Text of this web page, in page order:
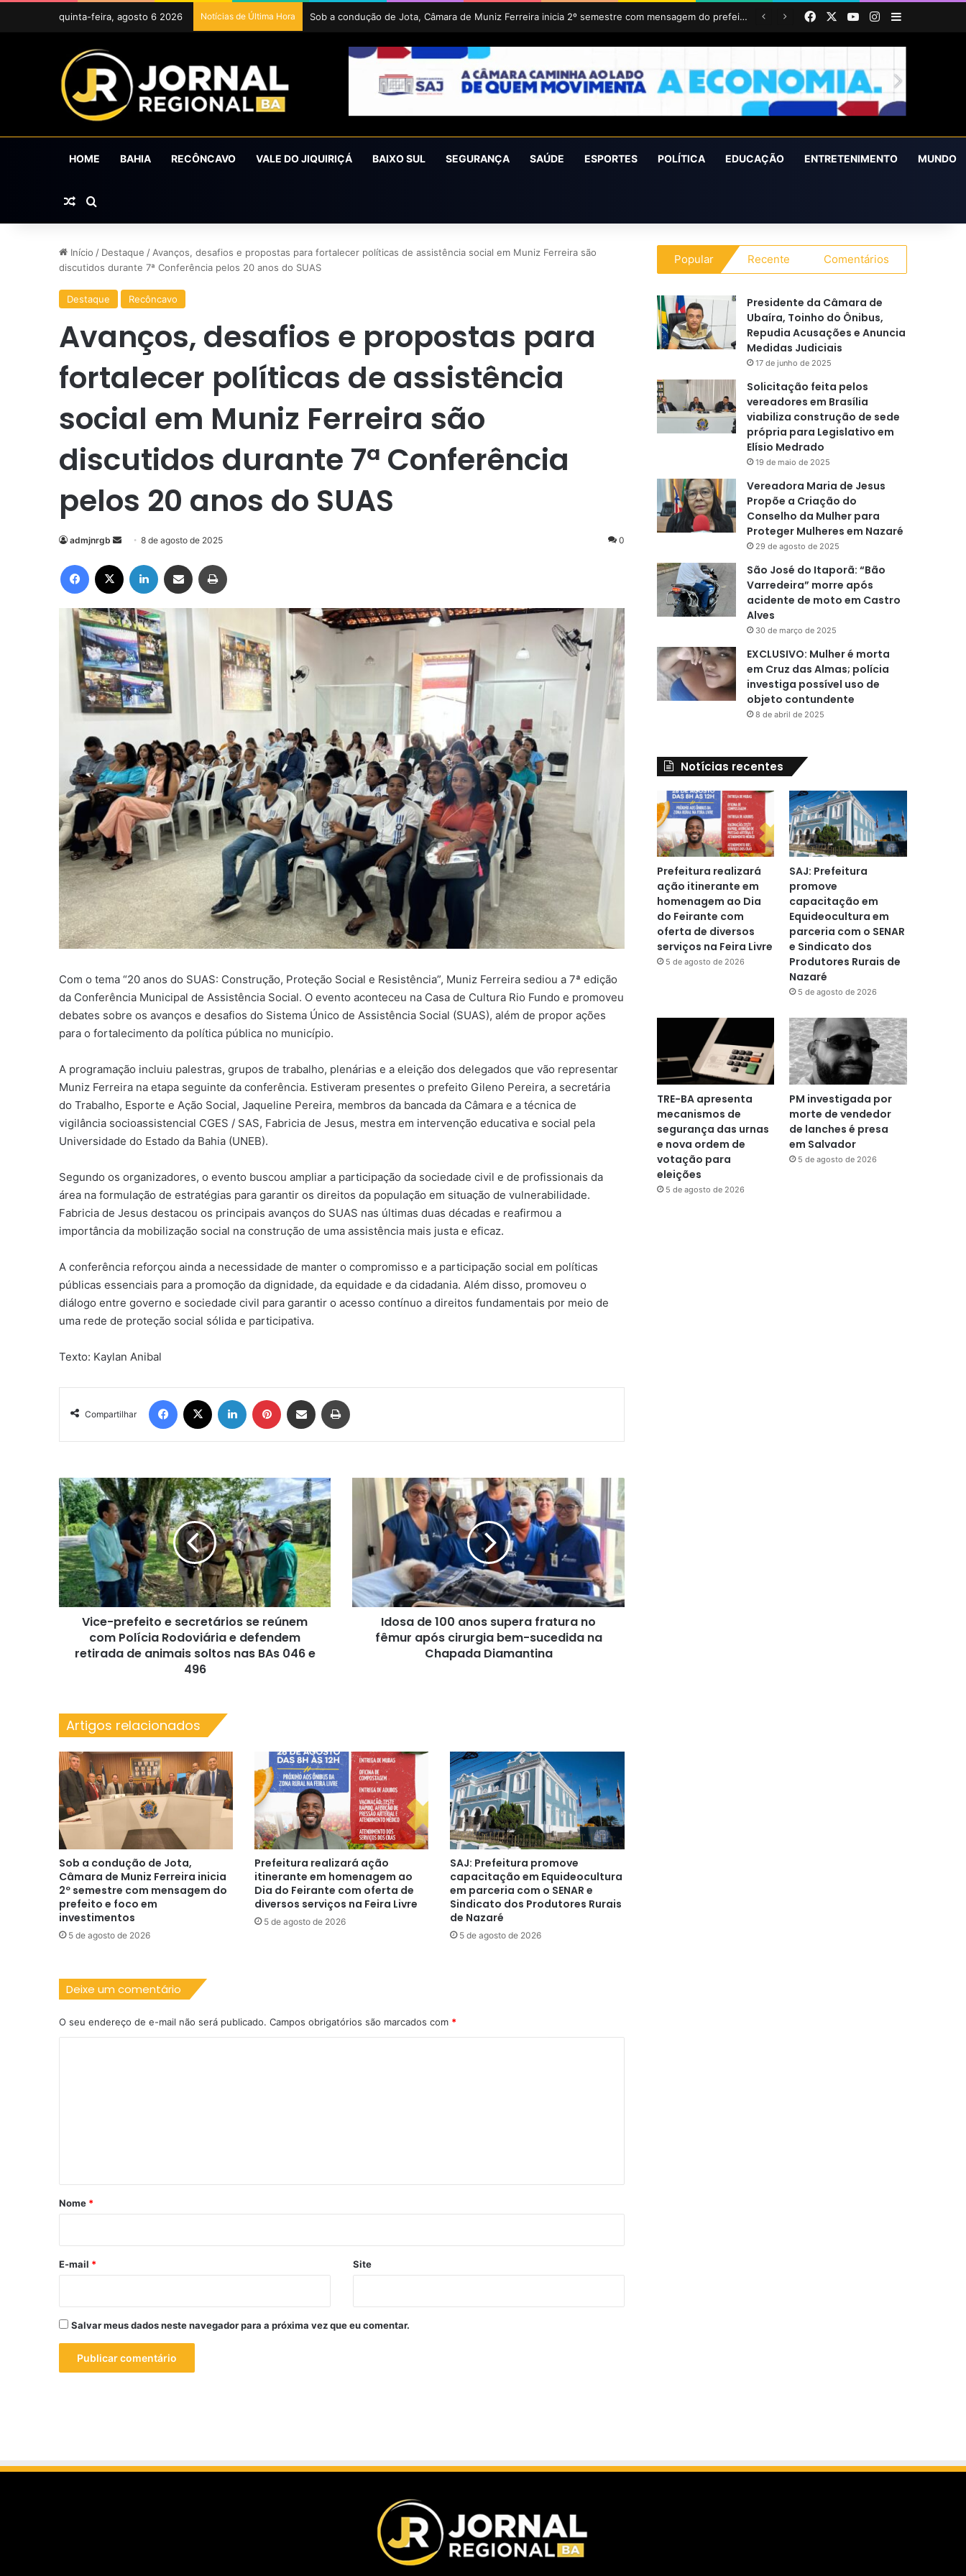
quinta-feira, agosto 6 2026 Notícias de Última Hora Prefeitura realizará ação itinerante em homenagem ao Dia do Feirante com oferta de diversos serviços na Feira Livre FacebookYouTubeInstagram
Barra
HOME BAHIA RECÔNCAVO VALE DO JIQUIRIÇÁ BAIXO SUL SEGURANÇA SAÚDE ESPORTES POLÍTICA EDUCAÇÃO ENTRETENIMENTO MUNDO
Artigo aleatório
Procurar por
Início / Destaque / Avanços, desafios e propostas para fortalecer políticas de assistência social em Muniz Ferreira são
discutidos durante 7ª Conferência pelos 20 anos do SUAS
Destaque Recôncavo
Avanços, desafios e propostas para
fortalecer políticas de assistência
social em Muniz Ferreira são
discutidos durante 7ª Conferência
pelos 20 anos do SUAS
admjnrgb
Mande
e-
mail
8 de agosto de 2025 0
Facebook Linkedin Compartilhar via e-mail
Com o tema “20 anos do SUAS: Construção, Proteção Social e Resistência”, Muniz Ferreira sediou a 7ª edição
da Conferência Municipal de Assistência Social. O evento aconteceu na Casa de Cultura Rio Fundo e promoveu
debates sobre os avanços e desafios do Sistema Único de Assistência Social (SUAS), além de propor ações
para o fortalecimento da política pública no município.
A programação incluiu palestras, grupos de trabalho, plenárias e a eleição dos delegados que vão representar
Muniz Ferreira na etapa seguinte da conferência. Estiveram presentes o prefeito Gileno Pereira, a secretária
do Trabalho, Esporte e Ação Social, Jaqueline Pereira, membros da bancada da Câmara e a técnica de
vigilância socioassistencial CGES / SAS, Fabricia de Jesus, mestra em intervenção educativa e social pela
Universidade do Estado da Bahia (UNEB).
Segundo os organizadores, o evento buscou ampliar a participação da sociedade civil e de profissionais da
área na formulação de estratégias para garantir os direitos da população em situação de vulnerabilidade.
Fabricia de Jesus destacou os principais avanços do SUAS nas últimas duas décadas e reafirmou a
importância da mobilização social na construção de uma assistência mais justa e eficaz.
A conferência reforçou ainda a necessidade de manter o compromisso e a participação social em políticas
públicas essenciais para a promoção da dignidade, da equidade e da cidadania. Além disso, promoveu o
diálogo entre governo e sociedade civil para garantir o acesso contínuo a direitos fundamentais por meio de
uma rede de proteção social sólida e participativa.
Texto: Kaylan Anibal
Compartilhar
Facebook Linkedin Pinterest Compartilhar via e-mail
Vice-
prefeito
e
secretários
se
reúnem
com
Polícia
Rodoviária
defendem
retirada
BAs
046
e
496
Vice-prefeito e secretários se reúnem
com Polícia Rodoviária e defendem
retirada de animais soltos nas BAs 046 e
496
Idosa
supera
fratura
no
fêmur
após
cirurgiaIdosa de 100 anos supera fratura no
fêmur após cirurgia bem-sucedida na
Chapada Diamantina
Artigos relacionados
Sob a condução de Jota,
Câmara de Muniz Ferreira inicia
2º semestre com mensagem do
prefeito e foco em
investimentos
5 de agosto de 2026
Prefeitura realizará ação
itinerante em homenagem ao
Dia do Feirante com oferta de
diversos serviços na Feira Livre
5 de agosto de 2026
SAJ: Prefeitura promove
capacitação em Equideocultura
em parceria com o SENAR e
Sindicato dos Produtores Rurais
de Nazaré
5 de agosto de 2026
Deixe um comentário
O seu endereço de e-mail não será publicado. Campos obrigatórios são marcados com *
r
*
Nome *
E-mail * Site
Salvar meus dados neste navegador para a próxima vez que eu comentar.
Popular Recente Comentários
Presidente da Câmara de
Ubaíra, Toinho do Ônibus,
Repudia Acusações e Anuncia
Medidas Judiciais
17 de junho de 2025
Solicitação feita pelos
vereadores em Brasília
viabiliza construção de sede
própria para Legislativo em
Elísio Medrado
19 de maio de 2025
Vereadora Maria de Jesus
Propõe a Criação do
Conselho da Mulher para
Proteger Mulheres em Nazaré
29 de agosto de 2025
São José do Itaporã: “Bão
Varredeira” morre após
acidente de moto em Castro
Alves
30 de março de 2025
EXCLUSIVO: Mulher é morta
em Cruz das Almas; polícia
investiga possível uso de
objeto contundente
8 de abril de 2025
Notícias recentes
Prefeitura realizará
ação itinerante em
homenagem ao Dia
do Feirante com
oferta de diversos
serviços na Feira Livre
5 de agosto de 2026
SAJ: Prefeitura
promove
capacitação em
Equideocultura em
parceria com o SENAR
e Sindicato dos
Produtores Rurais de
Nazaré
5 de agosto de 2026
TRE-BA apresenta
mecanismos de
segurança das urnas
e nova ordem de
votação para
eleições
5 de agosto de 2026
PM investigada por
morte de vendedor
de lanches é presa
em Salvador
5 de agosto de 2026